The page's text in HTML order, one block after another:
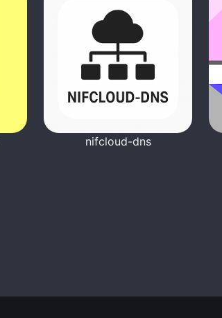
nifcloud-dns